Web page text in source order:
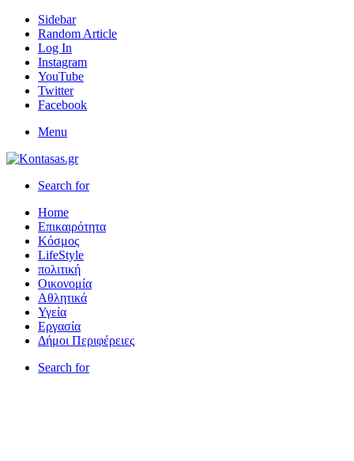
Sidebar
Random Article
Log In
Instagram
YouTube
Twitter
Facebook
Menu
Search for
Home
Επικαιρότητα
Κόσμος
LifeStyle
πολιτική
Οικονομία
Αθλητικά
Υγεία
Εργασία
Δήμοι Περιφέρειες
Search for